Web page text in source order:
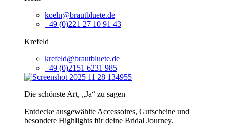
koeln@brautbluete.de
+49 (0)221 27 10 91 43
Krefeld
krefeld@brautbluete.de
+49 (0)2151 6231 985
Die schönste Art, „Ja“ zu sagen
Entdecke ausgewählte Accessoires, Gutscheine und
besondere Highlights für deine Bridal Journey.